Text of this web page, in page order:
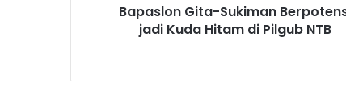
Bapaslon Gita-Sukiman
jadi Kuda Hitam di Pilgub NTB